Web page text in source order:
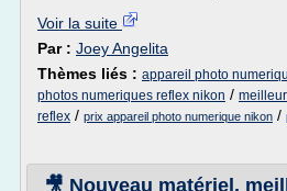
Voir la suite
Par : Joey Angelita
Thèmes liés : appareil photo
photos numeriques reflex nikon /
reflex / prix appareil photo numerique nikon /
🎥 Nouveau matériel,